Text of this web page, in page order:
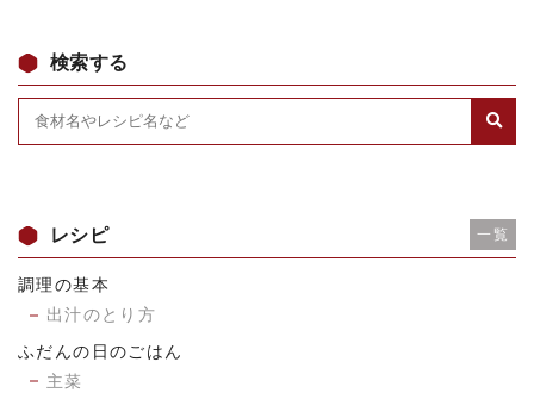
検索する
レシピ 一覧
調理の基本
出汁のとり方
ふだんの日のごはん
主菜